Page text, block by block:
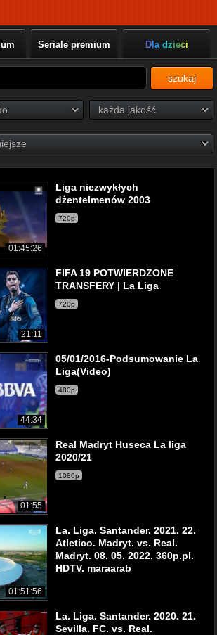
Seriale premium Dla dzieci
szukaj
01:45:26
Liga niezwykłych
dżentelmenów 2003
720p
21:11
FIFA 19 POTWIERDZONE
TRANSFERY | La Liga
720p
44:34
05/01/2016-Podsumowanie La
Liga(Video)
480p
01:55
Real Madryt Huseca La liga
2020/21
1080p
01:51:56
La. Liga. Santander. 2021. 22.
Atletico. Madryt. vs. Real.
Madryt. 08. 05. 2022. 360p.pl.
HDTV. maraarab
La. Liga. Santander. 2020. 21.
Sevilla. FC. vs. Real.